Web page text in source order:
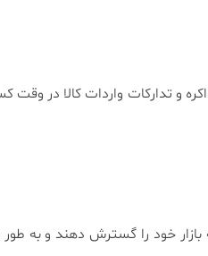
و تدارکات واردات کالا در
خود را گسترش دهند و به